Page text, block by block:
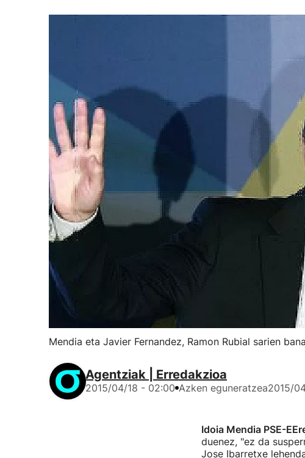
Mendia eta Javier Fernandez, Ramon Rubial sarien
Agentziak | Erredakzioa
2015/04/18 - 02:00 Azken eguneratzea2015/
Idoia Mendia PSE-
duenez, "ez da
Jose Ibarretxe